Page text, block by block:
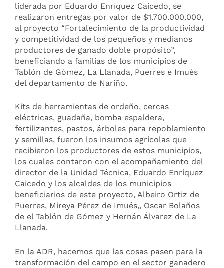
liderada por Eduardo Enríquez Caicedo, se
realizaron entregas por valor de $1.700.000.000,
al proyecto “Fortalecimiento de la productividad
y competitividad de los pequeños y medianos
productores de ganado doble propósito”,
beneficiando a familias de los municipios de
Tablón de Gómez, La Llanada, Puerres e Imués
del departamento de Nariño.
Kits de herramientas de ordeño, cercas
eléctricas, guadaña, bomba espaldera,
fertilizantes, pastos, árboles para repoblamiento
y semillas, fueron los insumos agrícolas que
recibieron los productores de estos municipios,
los cuales contaron con el acompañamiento del
director de la Unidad Técnica, Eduardo Enríquez
Caicedo y los alcaldes de los municipios
beneficiarios de este proyecto, Albeiro Ortiz de
Puerres, Mireya Pérez de Imués,, Oscar Bolaños
de el Tablón de Gómez y Hernán Álvarez de La
Llanada.
En la ADR, hacemos que las cosas pasen para la
transformación del campo en el sector ganadero